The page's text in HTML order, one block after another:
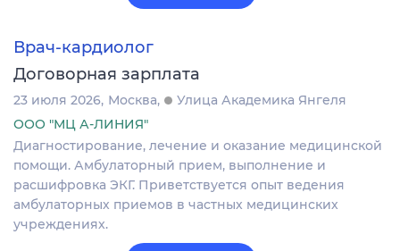
Врач-кардиолог
Договорная зарплата
23 июля 2026 Москва
Улица Академика Янгеля
ООО "МЦ А-ЛИНИЯ"
Диагностирование, лечение и оказание медицинской
помощи. Амбулаторный прием, выполнение и
расшифровка ЭКГ. Приветствуется опыт ведения
амбулаторных приемов в частных медицинских
учреждениях.